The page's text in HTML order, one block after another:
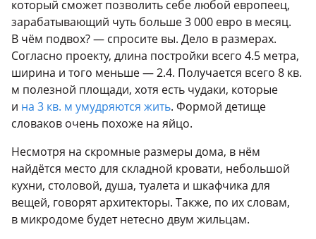
который сможет позволить себе любой европеец,
зарабатывающий чуть больше 3 000 евро в месяц.
В чём подвох? — спросите вы. Дело в размерах.
Согласно проекту, длина постройки всего 4.5 метра,
ширина и того меньше — 2.4. Получается всего 8 кв.
м полезной площади, хотя есть чудаки, которые
и на 3 кв. м умудряются жить. Формой детище
словаков очень похоже на яйцо.
Несмотря на скромные размеры дома, в нём
найдётся место для складной кровати, небольшой
кухни, столовой, душа, туалета и шкафчика для
вещей, говорят архитекторы. Также, по их словам,
в микродоме будет нетесно двум жильцам.